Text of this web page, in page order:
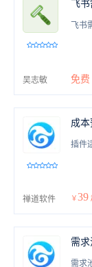
吴志敏
飞
飞
免费
禅道软件
成
插件
￥39
需
需求